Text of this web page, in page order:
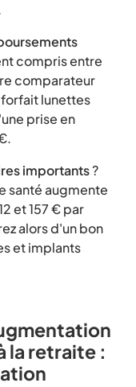
compris entre
comparateur
lunettes
prise en
importants?
santé augmente
et 157 € par
alors d'un bon
et implants
la retraite :